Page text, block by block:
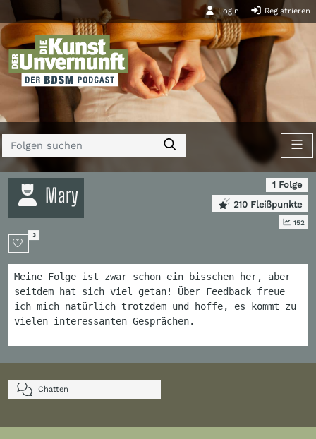
Login Registrieren
Mary
1 Folge
210 Fleißpunkte
152
3
Meine Folge ist zwar schon ein bisschen her, aber
seitdem hat sich viel getan! Über Feedback freue
ich mich natürlich trotzdem und hoffe, es kommt zu
vielen interessanten Gesprächen.
Chatten